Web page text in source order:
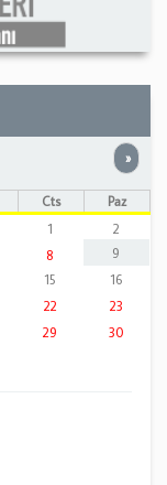
»
Cts
Paz
1
2
8
9
15
16
22
23
29
30